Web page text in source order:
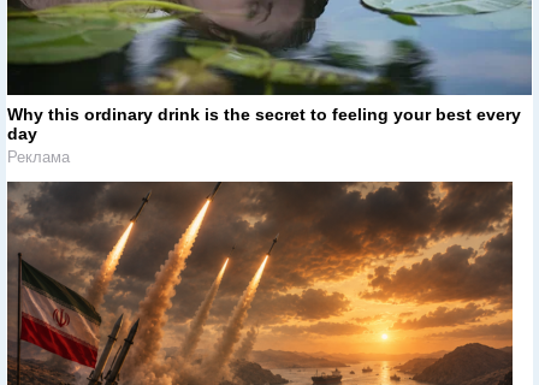
Why this ordinary drink is the secret to feeling your best every
day
Реклама